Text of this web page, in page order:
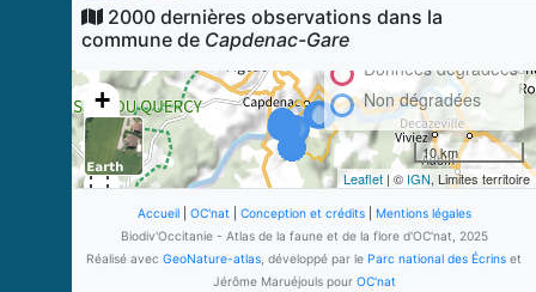
13observations
Dernière observation en
Pinson des arbres
Fringilla coelebsLinnaeus, 1758
observations
Dernière observation en2023 Fiche espèce
Myrtil (Le)
Maniola jurtina(Linnaeus, 1758)
observations
2000 dernières observations dans la
commune de Capdenac-Gare
+
Données dégradées
Non dégradées
10 km
Leaflet | © IGN, Limites territoire
Accueil| OC'nat| Conception et crédits| Mentions légales
Biodiv'Occitanie - Atlas de la faune et de la flore d'OC'nat, 2025
Réalisé avec GeoNature-atlas , développé par le Parc national des Écrins et
Jérôme Maruéjouls pour OC'nat